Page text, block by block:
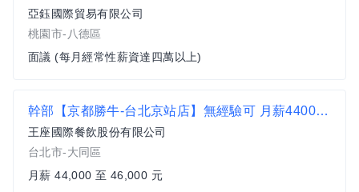
亞鈺國際貿易有限公司
桃園市-八德區
面議 (每月經常性薪資達四萬以上)
幹部【京都勝牛-台北京站店】無經驗可 月薪44000-46000#另有門市達標獎金
王座國際餐飲股份有限公司
台北市-大同區
月薪 44,000 至 46,000 元